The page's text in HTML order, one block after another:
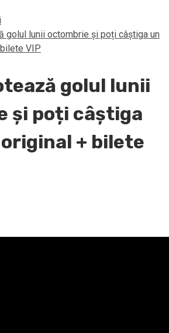
golul lunii octombrie și poți câștiga un
VIP
golul lunii
și poți câștiga
+ bilete